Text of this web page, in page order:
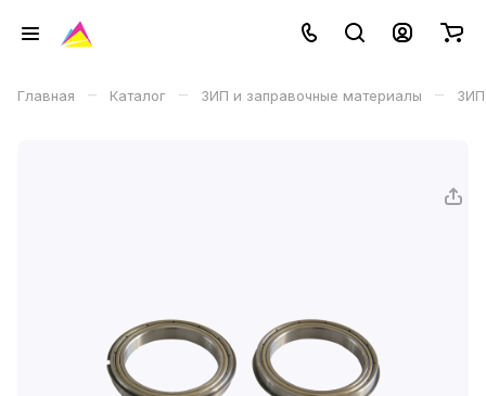
Главная – Каталог – ЗИП и заправочные материалы – ЗИП